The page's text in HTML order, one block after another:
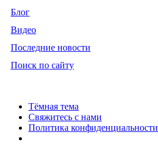
Блог
Видео
Последние новости
Поиск по сайту
Тёмная тема
Свяжитесь с нами
Политика конфиденциальности